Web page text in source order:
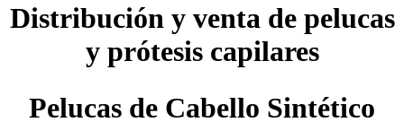
Distribución y venta de pelucas
y prótesis capilares
Pelucas de Cabello Sintético